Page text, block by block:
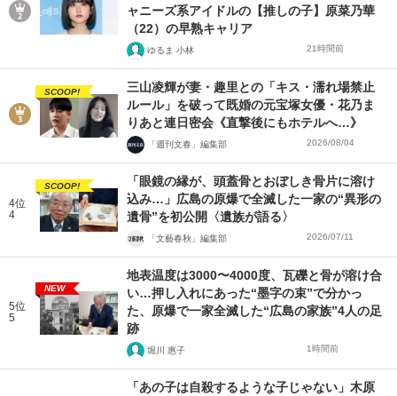
ャニーズ系アイドルの【推しの子】原菜乃華
（22）の早熟キャリア
ゆるま 小林 21時間前
SCOOP!
三山凌輝が妻・趣里との「キス・濡れ場禁止
ルール」を破って既婚の元宝塚女優・花乃ま
りあと連日密会《直撃後にもホテルへ…》
「週刊文春」編集部 2026/08/04
4位
4
SCOOP!
「眼鏡の縁が、頭蓋骨とおぼしき骨片に溶け
込み…」広島の原爆で全滅した一家の“異形の
遺骨”を初公開〈遺族が語る〉
「文藝春秋」編集部 2026/07/11
5位
5
NEW
地表温度は3000〜4000度、瓦礫と骨が溶け合
い…押し入れにあった“墨字の束”で分かっ
た、原爆で一家全滅した“広島の家族”4人の足
跡
堀川 惠子 1時間前
「あの子は自殺するような子じゃない」木原